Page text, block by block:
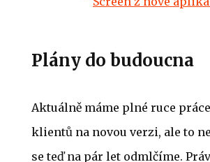
Plány do budoucna
Aktuálně máme plné ruce
klientů na novou verzi, ale to
se teď na pár let odmlčíme.